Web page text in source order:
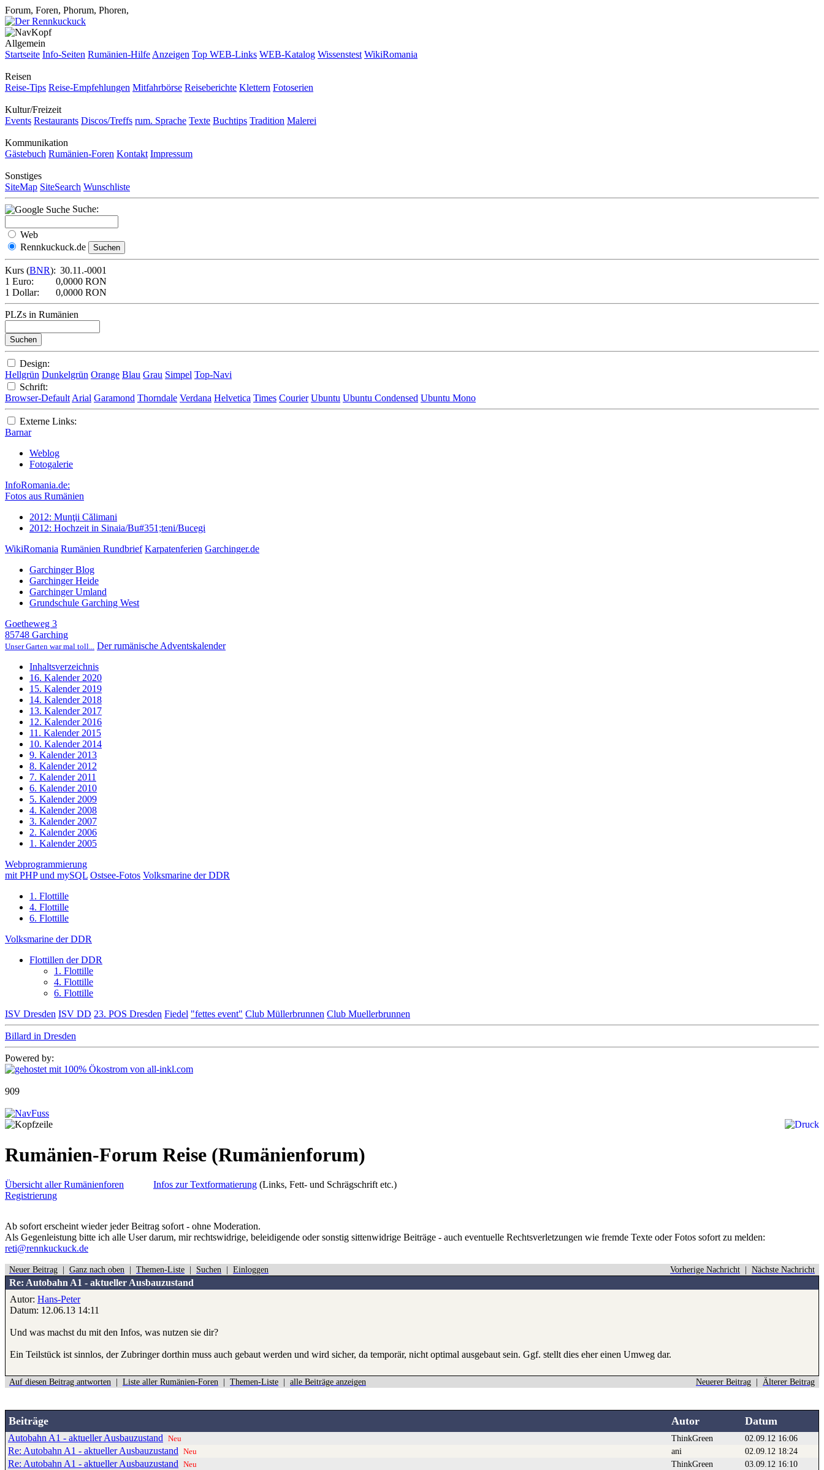
Forum, Foren, Phorum, Phoren,
Allgemein
Startseite Info-Seiten Rumänien-Hilfe Anzeigen Top WEB-Links WEB-Katalog Wissenstest WikiRomania
Reisen
Reise-Tips Reise-Empfehlungen Mitfahrbörse Reiseberichte Klettern Fotoserien
Kultur/Freizeit
Events Restaurants Discos/Treffs rum. Sprache Texte Buchtips Tradition Malerei
Kommunikation
Gästebuch Rumänien-Foren Kontakt Impressum
Sonstiges
SiteMap SiteSearch Wunschliste
Suche:
Web
Rennkuckuck.de
Kurs (BNR): 30.11.-0001
1 Euro:
0,0000 RON
1 Dollar:
0,0000 RON
PLZs in Rumänien
Design:
Hellgrün Dunkelgrün Orange Blau Grau Simpel Top-Navi
Schrift:
Browser-Default Arial Garamond Thorndale Verdana Helvetica Times Courier Ubuntu Ubuntu Condensed Ubuntu Mono
Externe Links:
Barnar
Weblog
Fotogalerie
InfoRomania.de:
Fotos aus Rumänien
2012: Munţii Călimani
2012: Hochzeit in Sinaia/Bu#351;teni/Bucegi
WikiRomania Rumänien Rundbrief Karpatenferien Garchinger.de
Garchinger Blog
Garchinger Heide
Garchinger Umland
Grundschule Garching West
Goetheweg 3
85748 Garching
Unser Garten war mal toll... Der rumänische Adventskalender
Inhaltsverzeichnis
16. Kalender 2020
15. Kalender 2019
14. Kalender 2018
13. Kalender 2017
12. Kalender 2016
11. Kalender 2015
10. Kalender 2014
9. Kalender 2013
8. Kalender 2012
7. Kalender 2011
6. Kalender 2010
5. Kalender 2009
4. Kalender 2008
3. Kalender 2007
2. Kalender 2006
1. Kalender 2005
Webprogrammierung
mit PHP und mySQL Ostsee-Fotos Volksmarine der DDR
1. Flottille
4. Flottille
6. Flottille
Volksmarine der DDR
Flottillen der DDR
1. Flottille
4. Flottille
6. Flottille
ISV Dresden ISV DD 23. POS Dresden Fiedel "fettes event" Club Müllerbrunnen Club Muellerbrunnen
Billard in Dresden
Powered by:
909
Rumänien-Forum Reise (Rumänienforum)
Übersicht aller Rumänienforen
Registrierung
Infos zur Textformatierung (Links, Fett- und Schrägschrift etc.)
Ab sofort erscheint wieder jeder Beitrag sofort - ohne Moderation.
Als Gegenleistung bitte ich alle User darum, mir rechtswidrige, beleidigende oder sonstig sittenwidrige Beiträge - auch eventuelle Rechtsverletzungen wie fremde Texte oder Fotos sofort zu melden:
reti@rennkuckuck.de
Neuer Beitrag Ganz nach oben Themen-Liste Suchen Einloggen Vorherige Nachricht Nächste Nachricht
Re: Autobahn A1 - aktueller Ausbauzustand
Autor: Hans-Peter
Datum: 12.06.13 14:11
Und was machst du mit den Infos, was nutzen sie dir?
Ein Teilstück ist sinnlos, der Zubringer dorthin muss auch gebaut werden und wird sicher, da temporär, nicht optimal ausgebaut sein. Ggf. stellt dies eher einen Umweg dar.
Auf diesen Beitrag antworten Liste aller Rumänien-Foren Themen-Liste alle Beiträge anzeigen Neuerer Beitrag Älterer Beitrag
Beiträge Autor Datum
Autobahn A1 - aktueller Ausbauzustand Neu ThinkGreen 02.09.12 16:06
Re: Autobahn A1 - aktueller Ausbauzustand Neu ani 02.09.12 18:24
Re: Autobahn A1 - aktueller Ausbauzustand Neu ThinkGreen 03.09.12 16:10